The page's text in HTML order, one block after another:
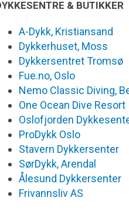
& BUTIKKER
A-Dykk, Kristiansand
Dykkerhuset, Moss
Dykkersentret Tromsø
Fue.no, Oslo
Nemo Classic Diving,
One Ocean Dive Resort
Oslofjorden
ProDykk Oslo
Stavern Dykkersenter
SørDykk, Arendal
Ålesund Dykkersenter
Frivannsliv AS